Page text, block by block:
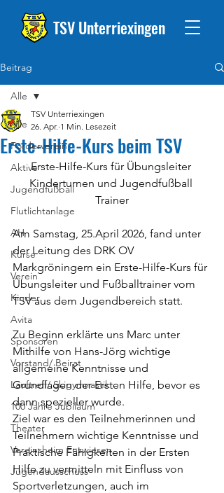
TSV Unterriexingen
Beitrag
Alle
Förderverein
Aktive
Jugendfußball
Flutlichtanlage
AH
Kurse
Verein
Kinder
Avita
Sponsoren
Vorstand/ Beirat
Lauftreff/ Skigymnastik
100 Jahre Jubiläum
Theater
Vereinsheim Enzwiesen
Jugendausschuss
Alle
Erste-Hilfe-Kurs beim TSV
TSV Unterriexingen
26. Apr. 1 Min. Lesezeit
Erste-Hilfe-Kurs für Übungsleiter
Kinderturnen und Jugendfußball
Trainer
Am Samstag, 25.April 2026, fand unter
der Leitung des DRK OV
Markgröningern ein Erste-Hilfe-Kurs für
Übungsleiter und Fußballtrainer vom
TSV aus dem Jugendbereich statt.
Zu Beginn erklärte uns Marc unter
Mithilfe von Hans-Jörg wichtige
allgemeine Kenntnisse und
Grundlagen der Ersten Hilfe, bevor es
dann spezieller wurde.
Ziel war es den Teilnehmerinnen und
Teilnehmern wichtige Kenntnisse und
Praktische Fähigkeiten in der Ersten
Hilfe zu vermitteln mit Einfluss von
Sportverletzungen, auch im